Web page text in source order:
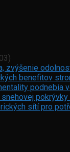
zvýšenie
benefitov
podnebia
sítí pro